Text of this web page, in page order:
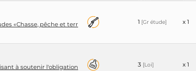
«Chasse, pêche et territoires» (2017-2022) 1 [Gr étude] x 1
à soutenir l'obligation du gavage pour l'utilisation
3 [Loi] x 1